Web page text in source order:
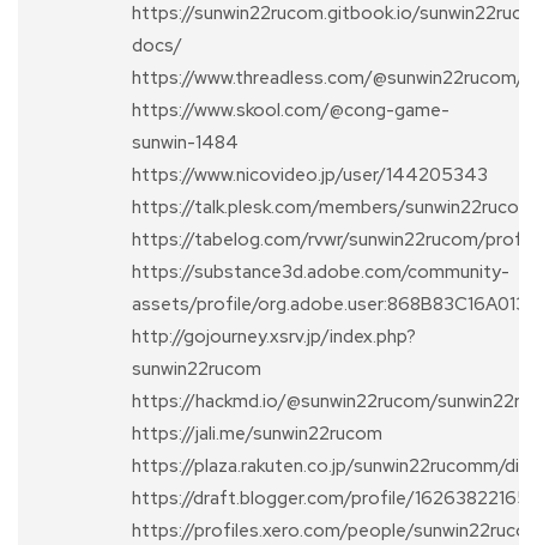
https://sunwin22rucom.gitbook.io/
docs/
https://www.threadless.com/@sunwin22rucom/
https://www.skool.com/@cong-game-
sunwin-1484
https://www.nicovideo.jp/user/144205343
https://talk.plesk.com/members/
https://tabelog.com/rvwr/sunwin22rucom/prof/
https://substance3d.adobe.com/community-
assets/profile/
http://gojourney.xsrv.jp/index.php?
sunwin22rucom
https://hackmd.io/@sunwin22rucom/
https://jali.me/sunwin22rucom
https://plaza.rakuten.co.jp/sunwin22rucomm/
https://draft.blogger.com/profile/
https://profiles.xero.com/people/